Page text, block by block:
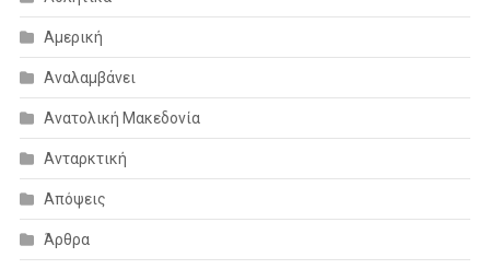
Αμερική
Αναλαμβάνει
Ανατολική Μακεδονία
Ανταρκτική
Απόψεις
Άρθρα